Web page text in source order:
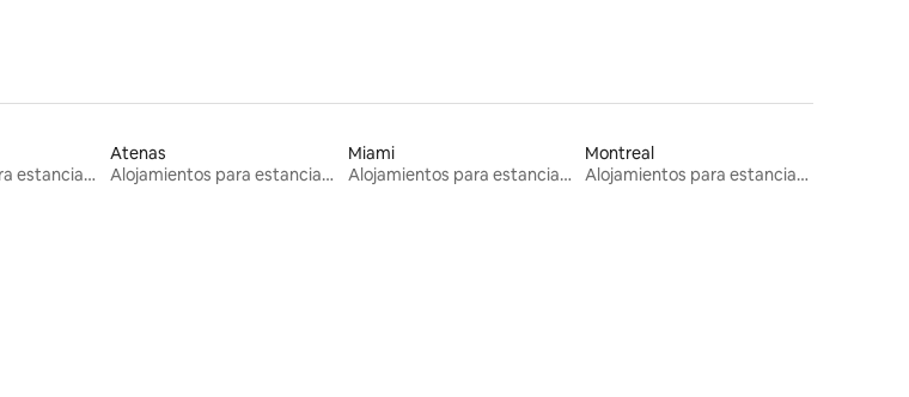
Alojamientos para estancias largas
Atenas
Alojamientos para estancias largas
Miami
Alojamientos para estancias largas
Montreal
Alojamientos para estancias largas